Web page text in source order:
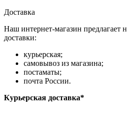
Доставка
Наш интернет-магазин предлагает
доставки:
курьерская;
самовывоз из магазина;
постаматы;
почта России.
Курьерская доставка*